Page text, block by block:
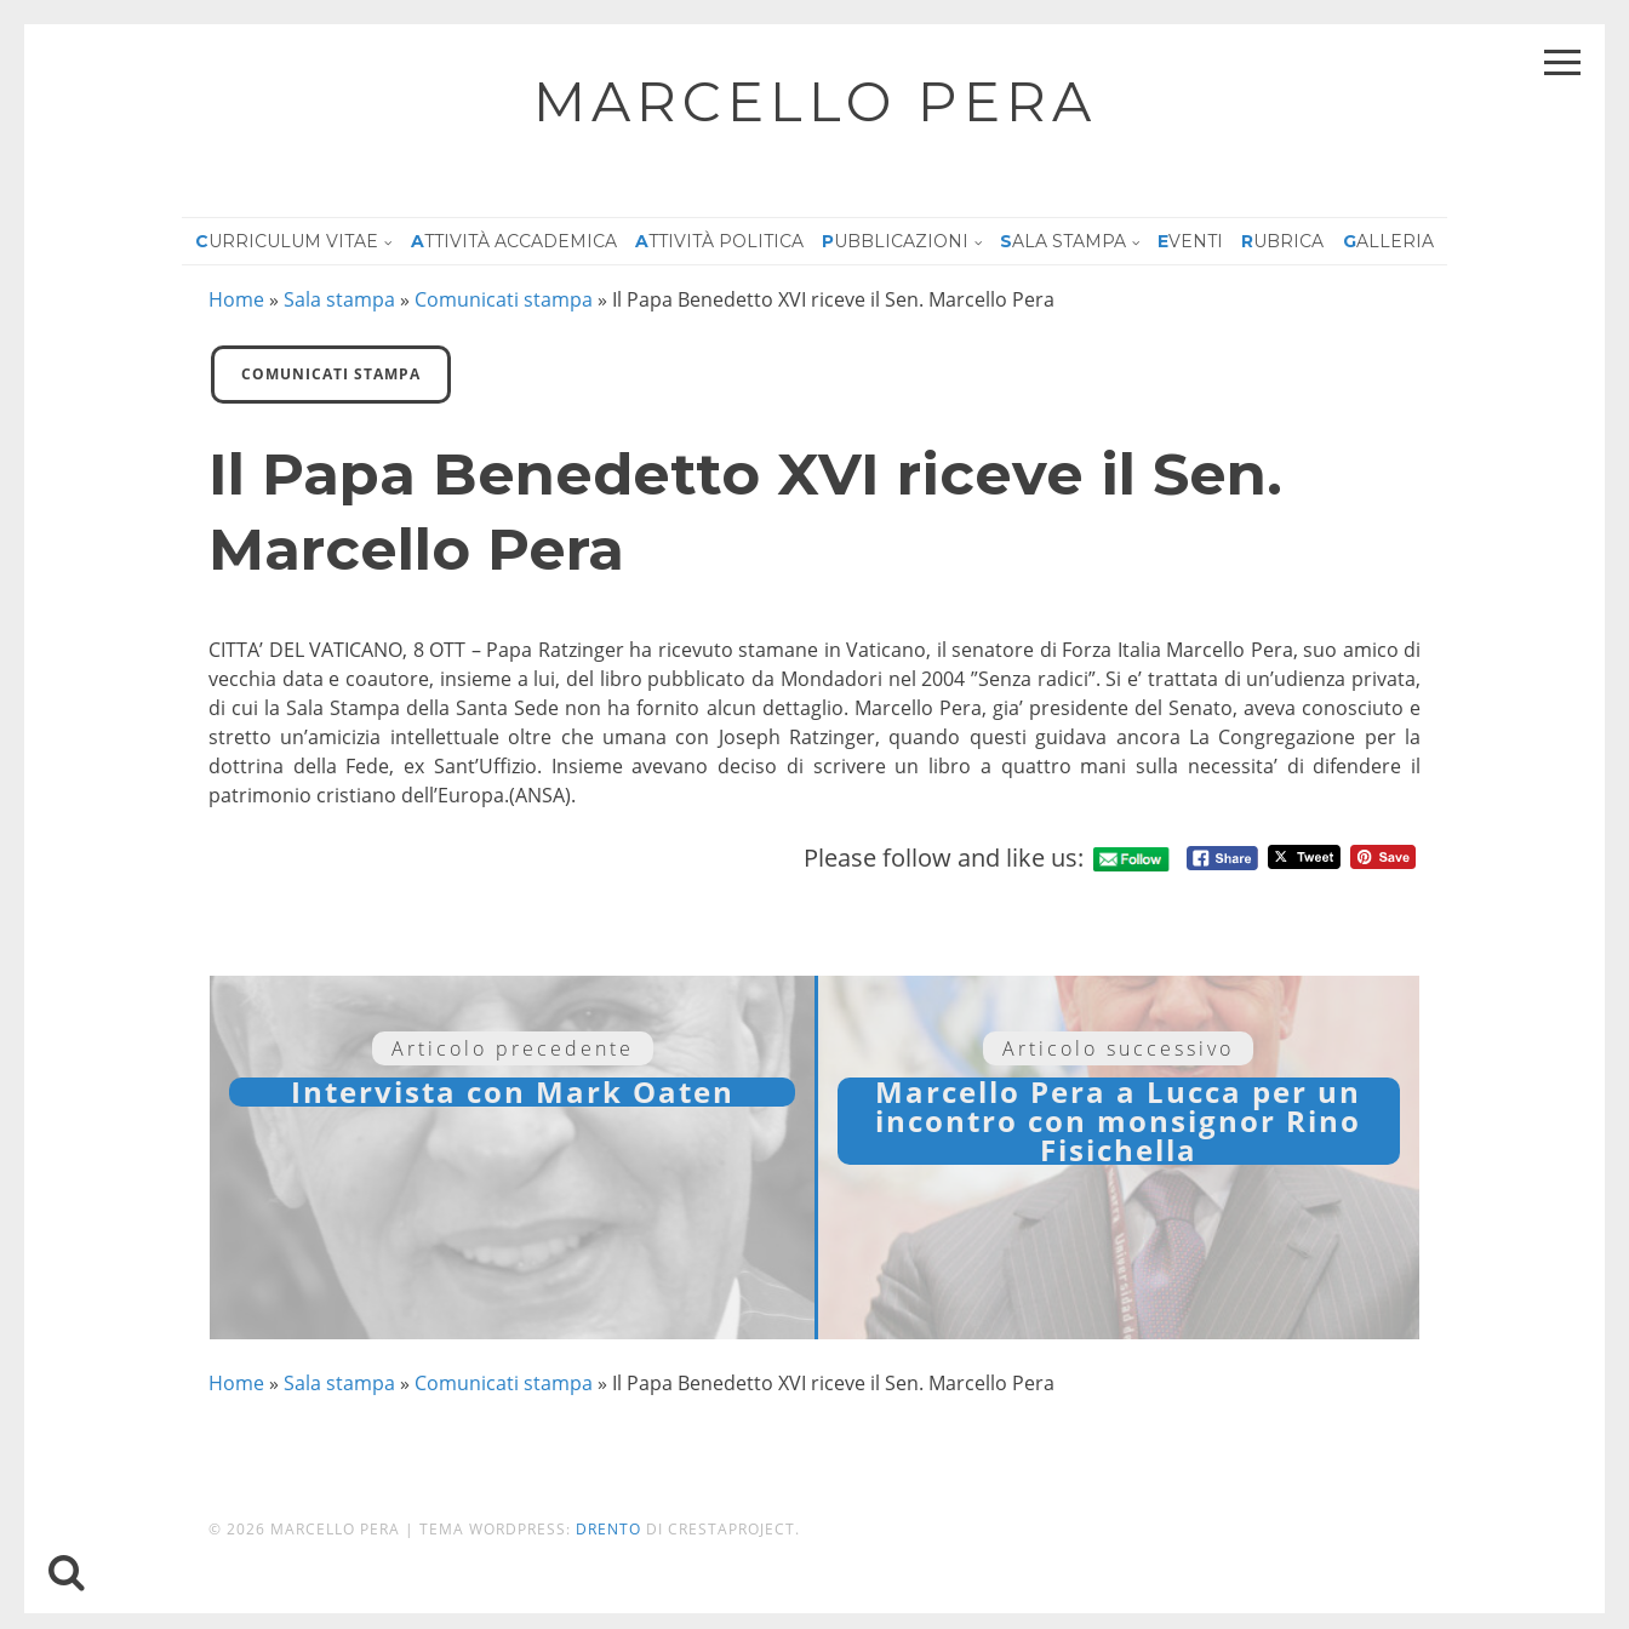
MARCELLO PERA
CURRICULUM VITAE ATTIVITÀ ACCADEMICA ATTIVITÀ POLITICA PUBBLICAZIONI SALA STAMPA EVENTI RUBRICA GALLERIA
Home » Sala stampa » Comunicati stampa » Il Papa Benedetto XVI riceve il Sen. Marcello Pera
COMUNICATI STAMPA
Il Papa Benedetto XVI riceve il Sen.
Marcello Pera
CITTA’ DEL VATICANO, 8 OTT – Papa Ratzinger ha ricevuto stamane in Vaticano, il senatore di Forza Italia Marcello Pera, suo amico di
vecchia data e coautore, insieme a lui, del libro pubblicato da Mondadori nel 2004 ”Senza radici”. Si e’ trattata di un’udienza privata,
di cui la Sala Stampa della Santa Sede non ha fornito alcun dettaglio. Marcello Pera, gia’ presidente del Senato, aveva conosciuto e
stretto un’amicizia intellettuale oltre che umana con Joseph Ratzinger, quando questi guidava ancora La Congregazione per la
dottrina della Fede, ex Sant’Uffizio. Insieme avevano deciso di scrivere un libro a quattro mani sulla necessita’ di difendere il
patrimonio cristiano dell’Europa.(ANSA).
Please follow and like us:
Articolo precedente
Intervista con Mark Oaten
Articolo successivo
Marcello Pera a Lucca per un
incontro con monsignor Rino
Fisichella
Home » Sala stampa » Comunicati stampa » Il Papa Benedetto XVI riceve il Sen. Marcello Pera
© 2026 MARCELLO PERA | TEMA WORDPRESS: DRENTO DI CRESTAPROJECT.